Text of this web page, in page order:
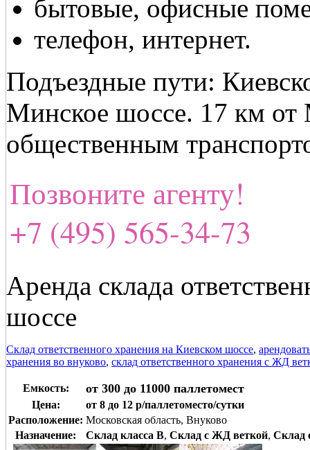
бытовые, офисные
телефон, интернет.
Подъездные пути:
Минское шоссе. 17 км
общественным
Позвоните агенту!
+7 (495) 565-34-73
Аренда склада
шоссе
Склад ответственного хранения на Киевском шоссе,
хранения во внуково, склад ответственного хранения с ЖД
Емкость: от 300 до 11000 паллетомест
Цена:
от 8 до 12 р/паллетоместо/сутки
Расположение: Московская область, Внуково
Назначение:
Склад класса B, Склад с ЖД веткой, Склад